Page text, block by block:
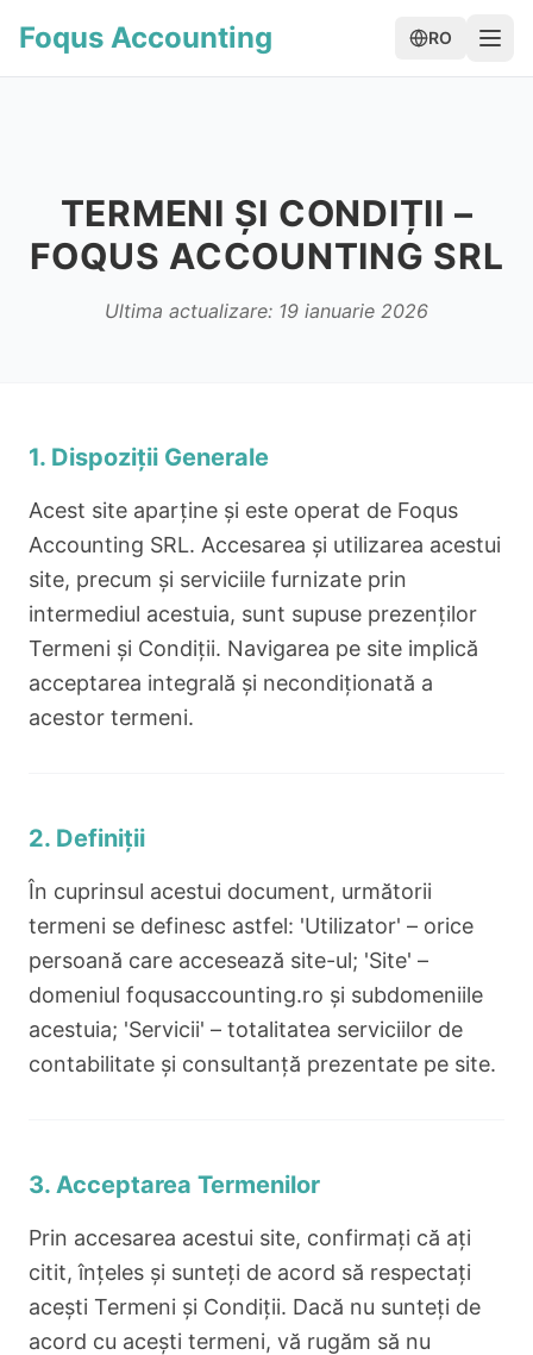
Foqus Accounting RO
TERMENI ȘI CONDIȚII –
FOQUS ACCOUNTING SRL
Ultima actualizare: 19 ianuarie 2026
1. Dispoziții Generale
Acest site aparține și este operat de Foqus
Accounting SRL. Accesarea și utilizarea acestui
site, precum și serviciile furnizate prin
intermediul acestuia, sunt supuse prezenților
Termeni și Condiții. Navigarea pe site implică
acceptarea integrală și necondiționată a
acestor termeni.
2. Definiții
În cuprinsul acestui document, următorii
termeni se definesc astfel: 'Utilizator' – orice
persoană care accesează site-ul; 'Site' –
domeniul foqusaccounting.ro și subdomeniile
acestuia; 'Servicii' – totalitatea serviciilor de
contabilitate și consultanță prezentate pe site.
3. Acceptarea Termenilor
Prin accesarea acestui site, confirmați că ați
citit, înțeles și sunteți de acord să respectați
acești Termeni și Condiții. Dacă nu sunteți de
acord cu acești termeni, vă rugăm să nu